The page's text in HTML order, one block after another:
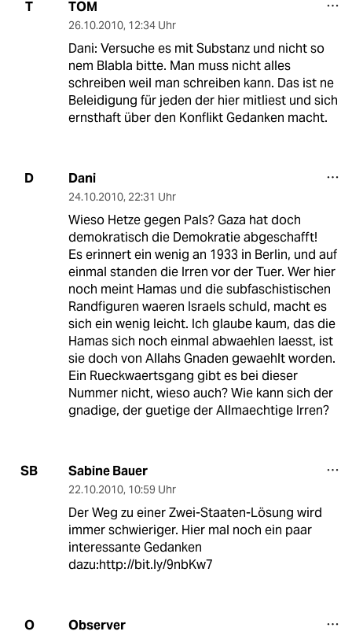
T TOM
26.10.2010, 12:34 Uhr
Dani: Versuche es mit Substanz und nicht so
nem Blabla bitte. Man muss nicht alles
schreiben weil man schreiben kann. Das ist ne
Beleidigung für jeden der hier mitliest und sich
ernsthaft über den Konflikt Gedanken macht.
D Dani
24.10.2010, 22:31 Uhr
Wieso Hetze gegen Pals? Gaza hat doch
demokratisch die Demokratie abgeschafft!
Es erinnert ein wenig an 1933 in Berlin, und auf
einmal standen die Irren vor der Tuer. Wer hier
noch meint Hamas und die subfaschistischen
Randfiguren waeren Israels schuld, macht es
sich ein wenig leicht. Ich glaube kaum, das die
Hamas sich noch einmal abwaehlen laesst, ist
sie doch von Allahs Gnaden gewaehlt worden.
Ein Rueckwaertsgang gibt es bei dieser
Nummer nicht, wieso auch? Wie kann sich der
gnadige, der guetige der Allmaechtige Irren?
SB Sabine Bauer
22.10.2010, 10:59 Uhr
Der Weg zu einer Zwei-Staaten-Lösung wird
immer schwieriger. Hier mal noch ein paar
interessante Gedanken
dazu:http://bit.ly/9nbKw7
O Observer